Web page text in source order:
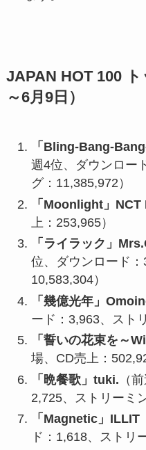
JAPAN HOT 100 ト
～6月9日）
「Bling-Bang-
週4位、ダウンロー
グ：11,385,972）
「Moonlight」NCT
上：253,965）
「ライラック」
位、ダウンロード：
10,583,304）
「幾億光年」
ード：3,963、スト
「誓いの花束を～
場、CD売上：
「晩餐歌」tuki. （
2,725、ストリーミ
「Magnetic」ILLIT
ド：1,618、ストリ